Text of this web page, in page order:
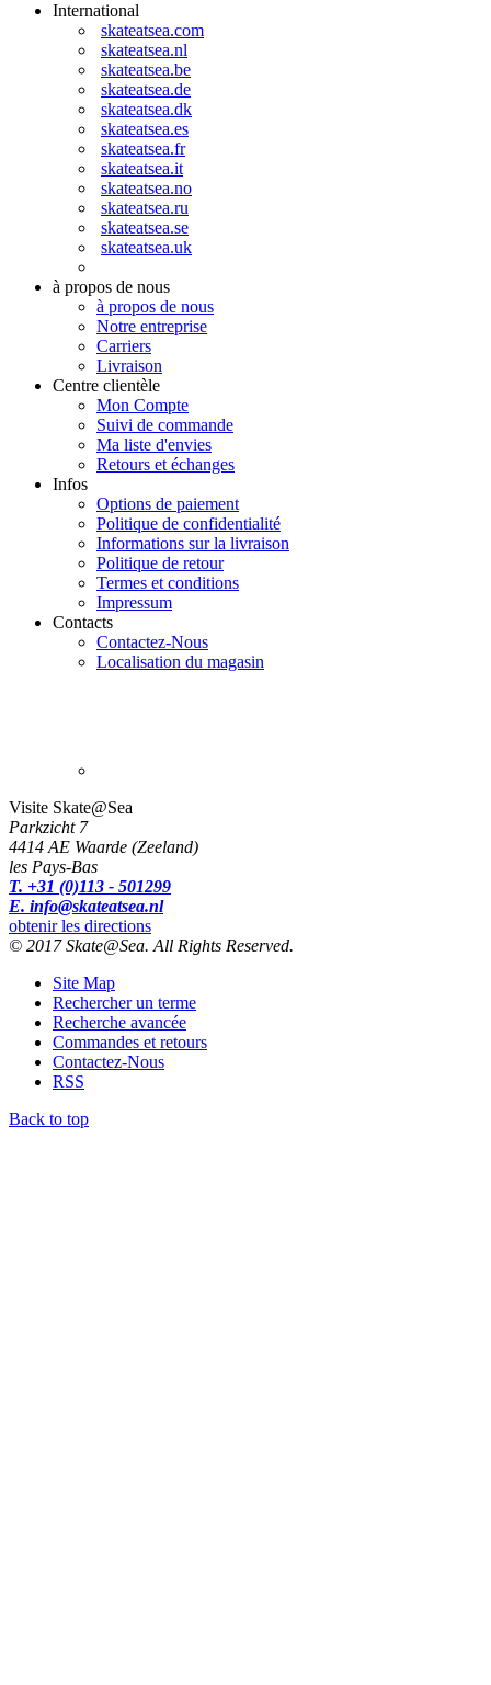
International
skateatsea.com
skateatsea.nl
skateatsea.be
skateatsea.de
skateatsea.dk
skateatsea.es
skateatsea.fr
skateatsea.it
skateatsea.no
skateatsea.ru
skateatsea.se
skateatsea.uk
à propos de nous
à propos de nous
Notre entreprise
Carriers
Livraison
Centre clientèle
Mon Compte
Suivi de commande
Ma liste d'envies
Retours et échanges
Infos
Options de paiement
Politique de confidentialité
Informations sur la livraison
Politique de retour
Termes et conditions
Impressum
Contacts
Contactez-Nous
Localisation du magasin
Visite Skate@Sea
Parkzicht 7
4414 AE Waarde (Zeeland)
les Pays-Bas
T. +31 (0)113 - 501299
E. info@skateatsea.nl
obtenir les directions
© 2017 Skate@Sea. All Rights Reserved.
Site Map
Rechercher un terme
Recherche avancée
Commandes et retours
Contactez-Nous
RSS
Back to top